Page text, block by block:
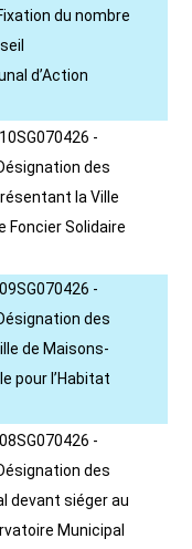
du nombre
d’Action
-
des
la Ville
Foncier Solidaire
-
des
de Maisons-
pour l’Habitat
-
des
devant siéger au
Municipal